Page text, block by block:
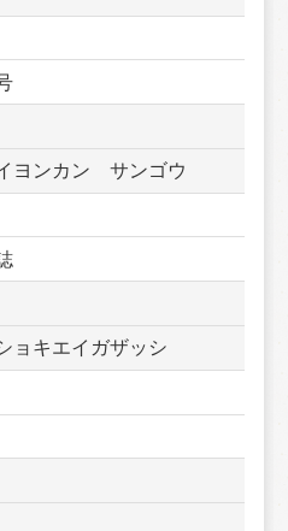
ヨンカン　サンゴウ
ョキエイガザッシ